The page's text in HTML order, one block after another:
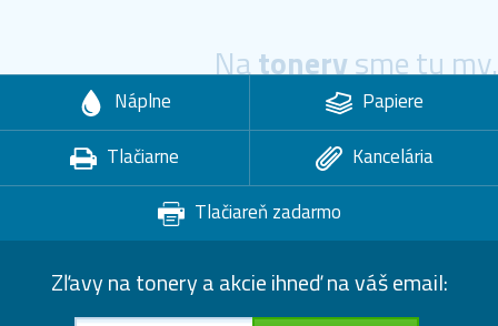
Natonerysme tu my.
Náplne
Papiere
Tlačiarne
Kancelária
Tlačiareň zadarmo
Zľavy na tonery a akcie ihneď na váš email: